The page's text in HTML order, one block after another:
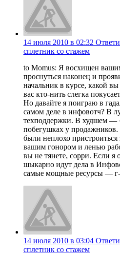
14 июля 2010 в 02:32
сплетник со стажем
to Momus: Я восхищен
проснуться наконец и
начальник в курсе, какой
вас кто-нить слегка
Но давайте я поиграю в
самом деле в инфовотч? В
техподдержки. В худшем —
побегушках у
были неплохо
вашим гонором и ленью
вы не тянете, сорри. Если
шыкарно идут дела в
самые мощные ресурсы —
14 июля 2010 в 03:04
сплетник со стажем